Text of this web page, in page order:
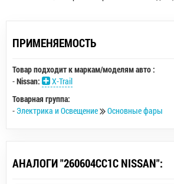
ПРИМЕНЯЕМОСТЬ
Товар подходит к маркам/моделям авто :
-Nissan:
X-Trail
Товарная группа:
- Электрика и Освещение Основные фары
АНАЛОГИ "260604CC1C NISSAN":